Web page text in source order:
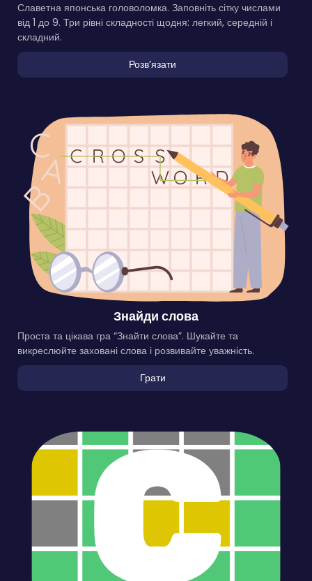
Славетна японська головоломка. Заповніть сітку числами
від 1 до 9. Три рівні складності щодня: легкий, середній і
складний.
Розвʼязати
Знайди слова
Проста та цікава гра “Знайти слова”. Шукайте та
викреслюйте заховані слова і розвивайте уважність.
Грати